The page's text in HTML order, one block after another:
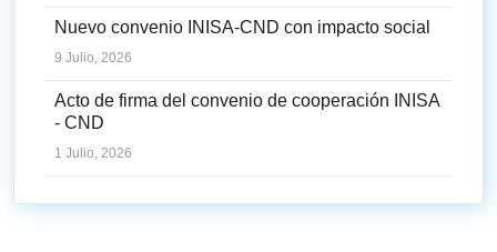
Nuevo convenio INISA-CND con impacto social
9 Julio, 2026
Acto de firma del convenio de cooperación INISA
- CND
1 Julio, 2026